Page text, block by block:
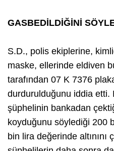
GASBEDİLDİĞİNİ
S.D., polis ekiplerine,
maske, ellerinde eldiven
tarafından 07 K 7376
durdurulduğunu iddia etti.
şüphelinin bankadan
koyduğunu söylediği 200
bin lira değerinde altınını